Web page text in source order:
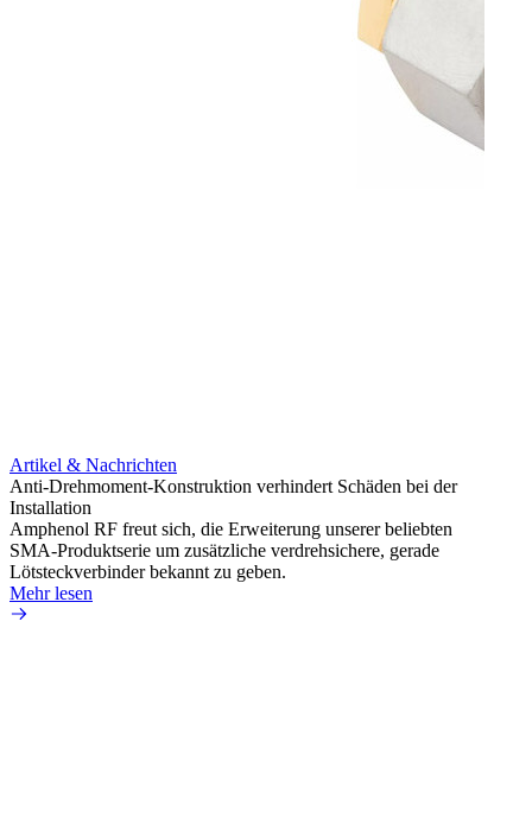
Artikel & Nachrichten
Anti-Drehmoment-Konstruktion verhindert Schäden bei der
Installation
Amphenol RF freut sich, die Erweiterung unserer beliebten
SMA-Produktserie um zusätzliche verdrehsichere, gerade
Lötsteckverbinder bekannt zu geben.
Mehr lesen